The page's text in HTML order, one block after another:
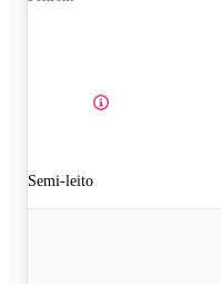
Semi-leito